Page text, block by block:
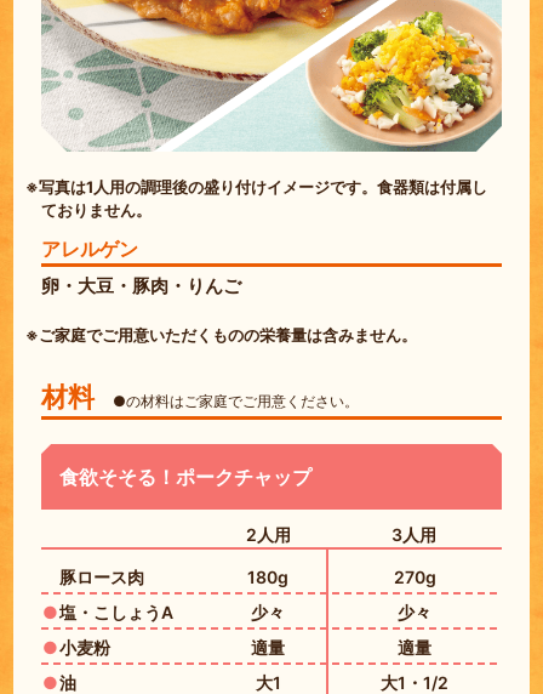
※写真は1人用の調理後の盛り付けイメージです。食器類は付属し
ておりません。
アレルゲン
卵・大豆・豚肉・りんご
※ご家庭でご用意いただくものの栄養量は含みません。
材料 ●の材料はご家庭でご用意ください。
食欲そそる！ポークチャップ
2人用 3人用
豚ロース肉 180g
270g
塩・こしょうA
少々
少々
小麦粉
適量
適量
油
大1
大1・1/2